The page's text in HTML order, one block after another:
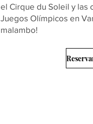
el Cirque du Soleil y las
Juegos Olímpicos en
malambo!